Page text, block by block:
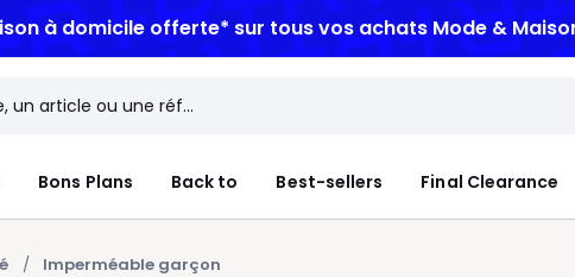
à domicile offerte* sur tous vos achats Mode &
Bons Plans Back to Best-sellers Final Clearance
Imperméable garçon